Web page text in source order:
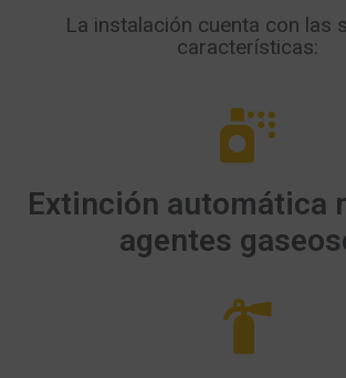
La instalación cuenta con las
características:
Extinción automática
agentes